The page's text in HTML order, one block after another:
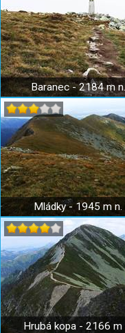
Baranec - 2184 m
Mládky - 1945 m n.
Hrubá kopa - 2166 m